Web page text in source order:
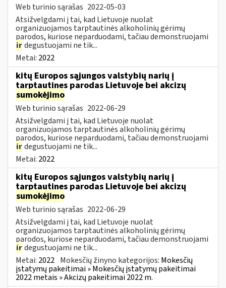
Web turinio sąrašas 2022-05-03
Atsižvelgdami į tai, kad Lietuvoje nuolat
organizuojamos tarptautinės alkoholinių gėrimų
parodos, kuriose neparduodami, tačiau demonstruojami
irdegustuojami ne tik...
Metai: 2022
kitų Europos sąjungos valstybių narių į
tarptautines parodas Lietuvoje bei akcizų
sumokėjimo
Web turinio sąrašas 2022-06-29
Atsižvelgdami į tai, kad Lietuvoje nuolat
organizuojamos tarptautinės alkoholinių gėrimų
parodos, kuriose neparduodami, tačiau demonstruojami
irdegustuojami ne tik...
Metai: 2022
kitų Europos sąjungos valstybių narių į
tarptautines parodas Lietuvoje bei akcizų
sumokėjimo
Web turinio sąrašas 2022-06-29
Atsižvelgdami į tai, kad Lietuvoje nuolat
organizuojamos tarptautinės alkoholinių gėrimų
parodos, kuriose neparduodami, tačiau demonstruojami
irdegustuojami ne tik...
Metai: 2022 Mokesčių žinyno kategorijos: Mokesčių
įstatymų pakeitimai » Mokesčių įstatymų pakeitimai
2022 metais » Akcizų pakeitimai 2022 m.